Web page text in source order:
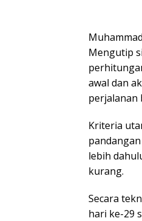
Mengutip
awal dan
perjalanan
Kriteria
lebih
kurang.
Secara
hari ke-29